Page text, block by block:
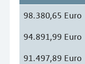
98.380,65 Euro
94.891,99 Euro
91.497,89 Euro